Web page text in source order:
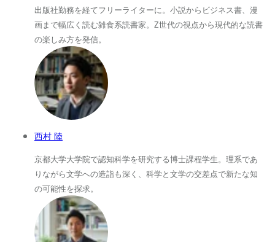
出版社勤務を経てフリーライターに。小説からビジネス書、漫
画まで幅広く読む雑食系読書家。Z世代の視点から現代的な読書
の楽しみ方を発信。
西村 陸
京都大学大学院で認知科学を研究する博士課程学生。理系であ
りながら文学への造詣も深く、科学と文学の交差点で新たな知
の可能性を探求。